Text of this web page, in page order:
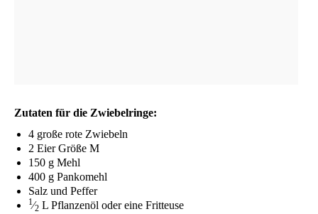
Zuta­ten für die Zwiebelringe:
4 gro­ße rote Zwiebeln
2 Eier Grö­ße M
150 g Mehl
400 g Pankomehl
Salz und Peffer
1⁄2 L Pflan­zen­öl oder eine Fritteuse